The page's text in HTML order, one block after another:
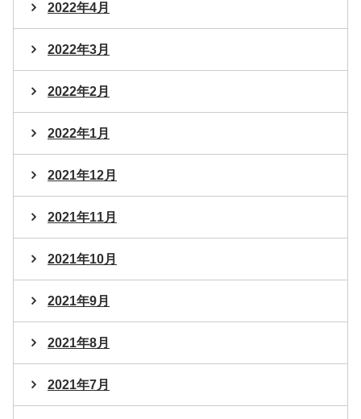
2022年4月
2022年3月
2022年2月
2022年1月
2021年12月
2021年11月
2021年10月
2021年9月
2021年8月
2021年7月